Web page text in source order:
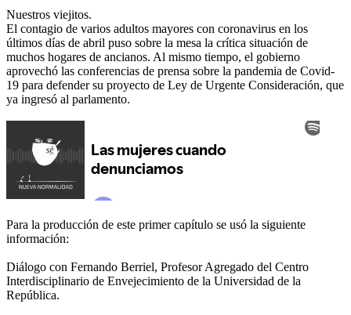
Nuestros viejitos.
El contagio de varios adultos mayores con coronavirus en los
últimos días de abril puso sobre la mesa la crítica situación de
muchos hogares de ancianos. Al mismo tiempo, el gobierno
aprovechó las conferencias de prensa sobre la pandemia de Covid-
19 para defender su proyecto de Ley de Urgente Consideración, que
ya ingresó al parlamento.
Para la producción de este primer capítulo se usó la siguiente
información:
Diálogo con Fernando Berriel, Profesor Agregado del Centro
Interdisciplinario de Envejecimiento de la Universidad de la
República.